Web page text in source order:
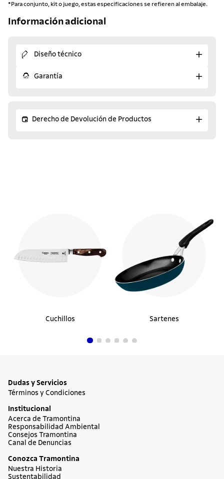
*Para conjunto, kit o juego, estas especificaciones se refieren al embalaje.
Información adicional
Diseño técnico
Garantía
Derecho de Devolución de Productos
Cuchillos Sartenes
Dudas y Servicios
Términos y Condiciones
Institucional
Acerca de Tramontina
Responsabilidad Ambiental
Consejos Tramontina
Canal de Denuncias
Conozca Tramontina
Nuestra Historia
Sustentabilidad